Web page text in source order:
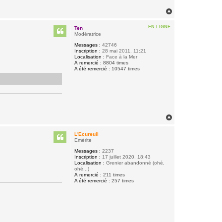
EN LIGNE
Ten
Modératrice
Messages : 42746
Inscription : 28 mai 2011, 11:21
Localisation : Face à la Mer
A remercié : 8804 times
A été remercié : 10547 times
L'Ecureuil
Emérite
Messages : 2237
Inscription : 17 juillet 2020, 18:43
Localisation : Grenier abandonné (ohé,
ohé...)
A remercié : 211 times
A été remercié : 257 times